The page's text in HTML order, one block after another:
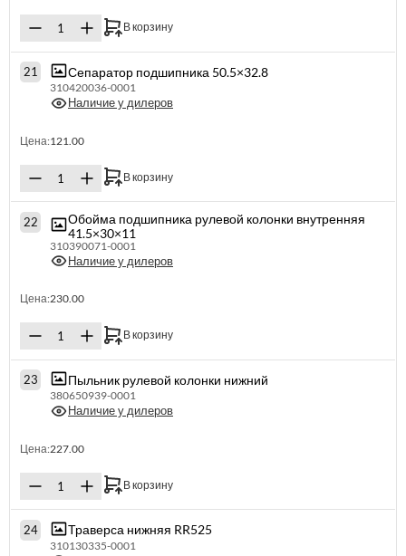
В корзину
21 Сепаратор подшипника 50.5×32.8
310420036-0001
Наличие у дилеров
Цена:121.00
В корзину
22
Обойма подшипника рулевой колонки внутренняя
41.5×30×11
310390071-0001
Наличие у дилеров
Цена:230.00
В корзину
23 Пыльник рулевой колонки нижний
380650939-0001
Наличие у дилеров
Цена:227.00
В корзину
24 Траверса нижняя RR525
310130335-0001